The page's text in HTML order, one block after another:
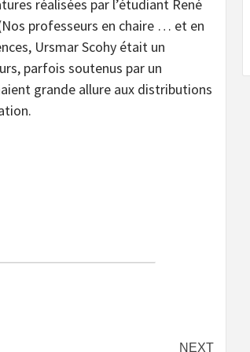
réalisées par l’étudiant René
professeurs en chaire … et en
Ursmar Scohy était un
parfois soutenus par un
grande allure aux distributions
NEXT